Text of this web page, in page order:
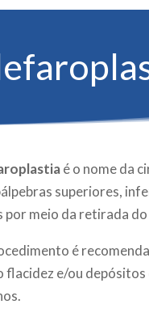
é o nome da
superiores,
por meio da retirada
é
flacidez e/ou